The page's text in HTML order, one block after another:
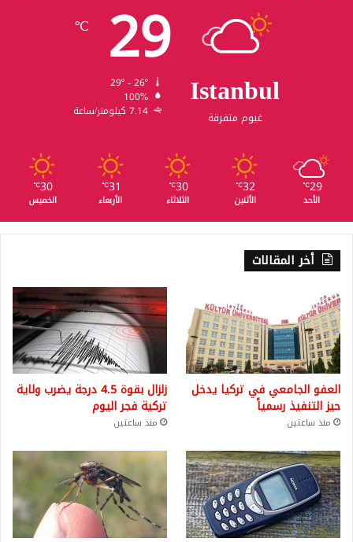
Istanbul
غيوم متفرقة
29
℃
100%
7.14 كيلومتر/ساعة
29
℃
الأحد
32
℃
الأثنين
30
℃
الثلاثاء
31
℃
الأربعاء
30
℃
الخميس
أخر المقالات
العفو الجامعي في تركيا يدخل
حيز التنفيذ رسمياً
منذ ساعتين
زلزال بقوة 4.5 درجة يضرب ولاية
تركية فجر اليوم
منذ ساعتين